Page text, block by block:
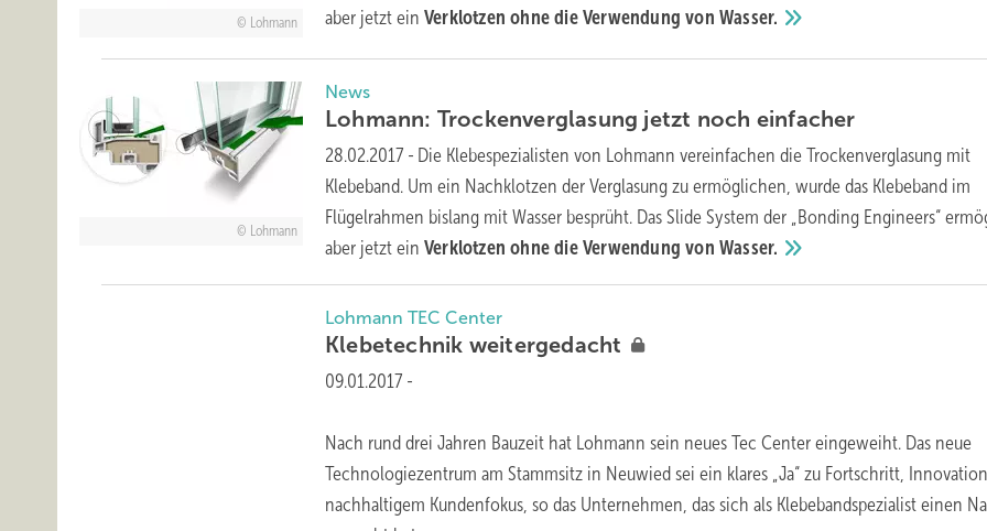
Lohmann
aber jetzt einVerklotzen ohne die Verwendung vonWasser.
Lohmann
News
Lohmann: Trockenverglasung jetzt noch einfacher
28.02.2017 - Die Klebespezialisten von Lohmann vereinfachen die Trockenverglasung mit
Klebeband. Um ein Nachklotzen der Verglasung zu ermöglichen, wurde das Klebeband im
Flügelrahmen bislang mit Wasser besprüht. Das Slide System der „Bonding Engineers“
aber jetzt einVerklotzen ohne die Verwendung vonWasser.
Lohmann TEC Center
Klebetechnik weitergedacht
09.01.2017 -
Nach rund drei Jahren Bauzeit hat Lohmann sein neues Tec Center eingeweiht. Das neue
Technologiezentrum am Stammsitz in Neuwied sei ein klares „Ja“ zu Fortschritt,
nachhaltigem Kundenfokus, so das Unternehmen, das sich als Klebebandspezialist einen